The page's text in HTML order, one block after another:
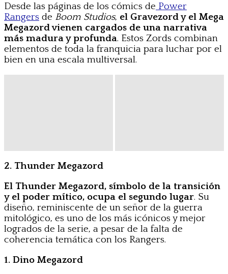
Desde las páginas de los cómics de Power
Rangers de Boom Studios, el Gravezord y el Mega
Megazord vienen cargados de una narrativa
más madura y profunda. Estos Zords combinan
elementos de toda la franquicia para luchar por el
bien en una escala multiversal.
2. Thunder Megazord
El Thunder Megazord, símbolo de la transición
y el poder mítico, ocupa el segundo lugar. Su
diseño, reminiscente de un señor de la guerra
mitológico, es uno de los más icónicos y mejor
logrados de la serie, a pesar de la falta de
coherencia temática con los Rangers.
1. Dino Megazord